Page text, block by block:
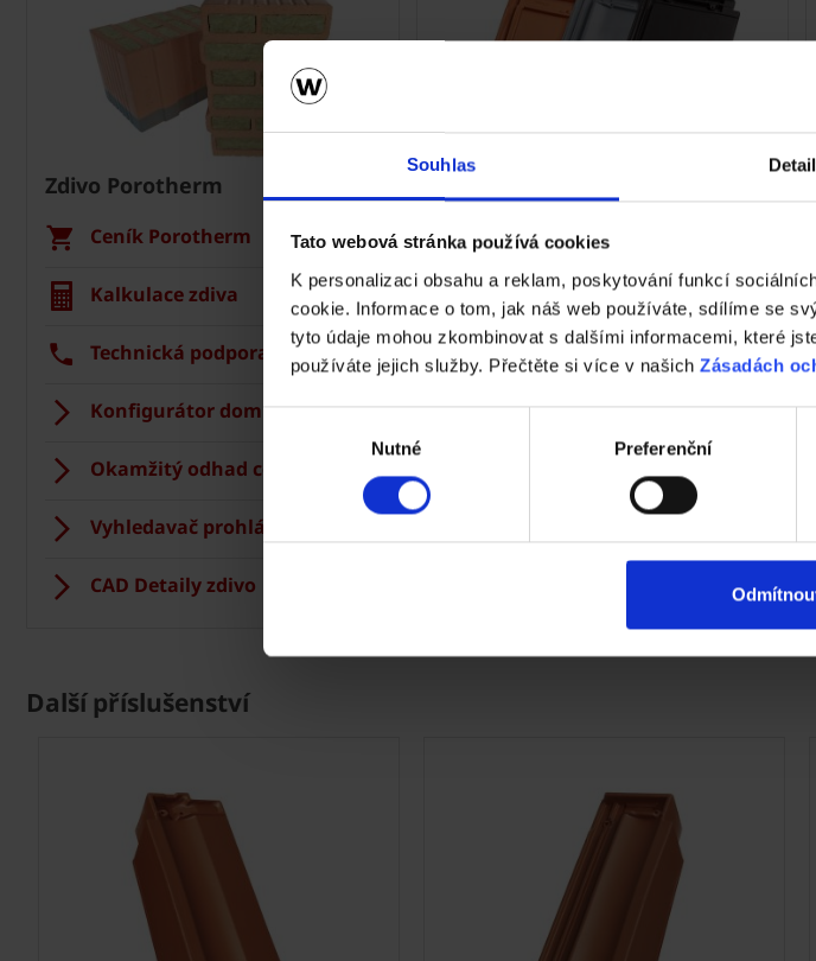
Souhlas
Tato webová stránka používá cookies
K personalizaci obsahu a reklam, poskytování funkcí
cookie. Informace o tom, jak náš web používáte, sdílíme se
tyto údaje mohou zkombinovat s dalšími informacemi, které
používáte jejich služby. Přečtěte si více v našich Zásadách
Nutné Preferenční
Zdivo Porotherm
Ceník Porotherm
Kalkulace zdiva
Technická podpora
Konfigurátor domu
Okamžitý odhad ceny stropu
Vyhledavač prohlášení DoP
CAD Detaily zdivo
Ceník Tondach
Kalkulace střešní krytiny
Technická podpora
Střechy ve vašem okolí
Další příslušenství